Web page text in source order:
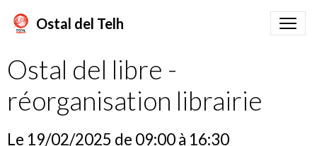
Ostal del Telh
Ostal del libre -
réorganisation librairie
Le 19/02/2025 de 09:00à 16:30